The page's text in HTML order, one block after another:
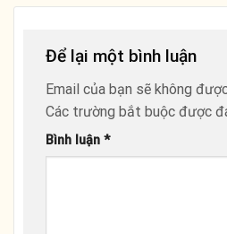
Để lại một bình luận
Email của bạn sẽ không
Các trường bắt buộc được
Bình luận *